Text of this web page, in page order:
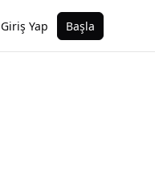
Giriş Yap Başla